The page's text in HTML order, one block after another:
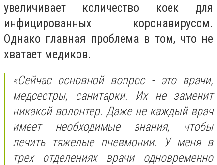
увеличивает количество коек для
инфицированных коронавирусом.
Однако главная проблема в том, что не
хватает медиков.
«Сейчас основной вопрос - это врачи,
медсестры, санитарки. Их не заменит
никакой волонтер. Даже не каждый врач
имеет необходимые знания, чтобы
лечить тяжелые пневмонии. У меня в
трех отделениях врачи одновременно